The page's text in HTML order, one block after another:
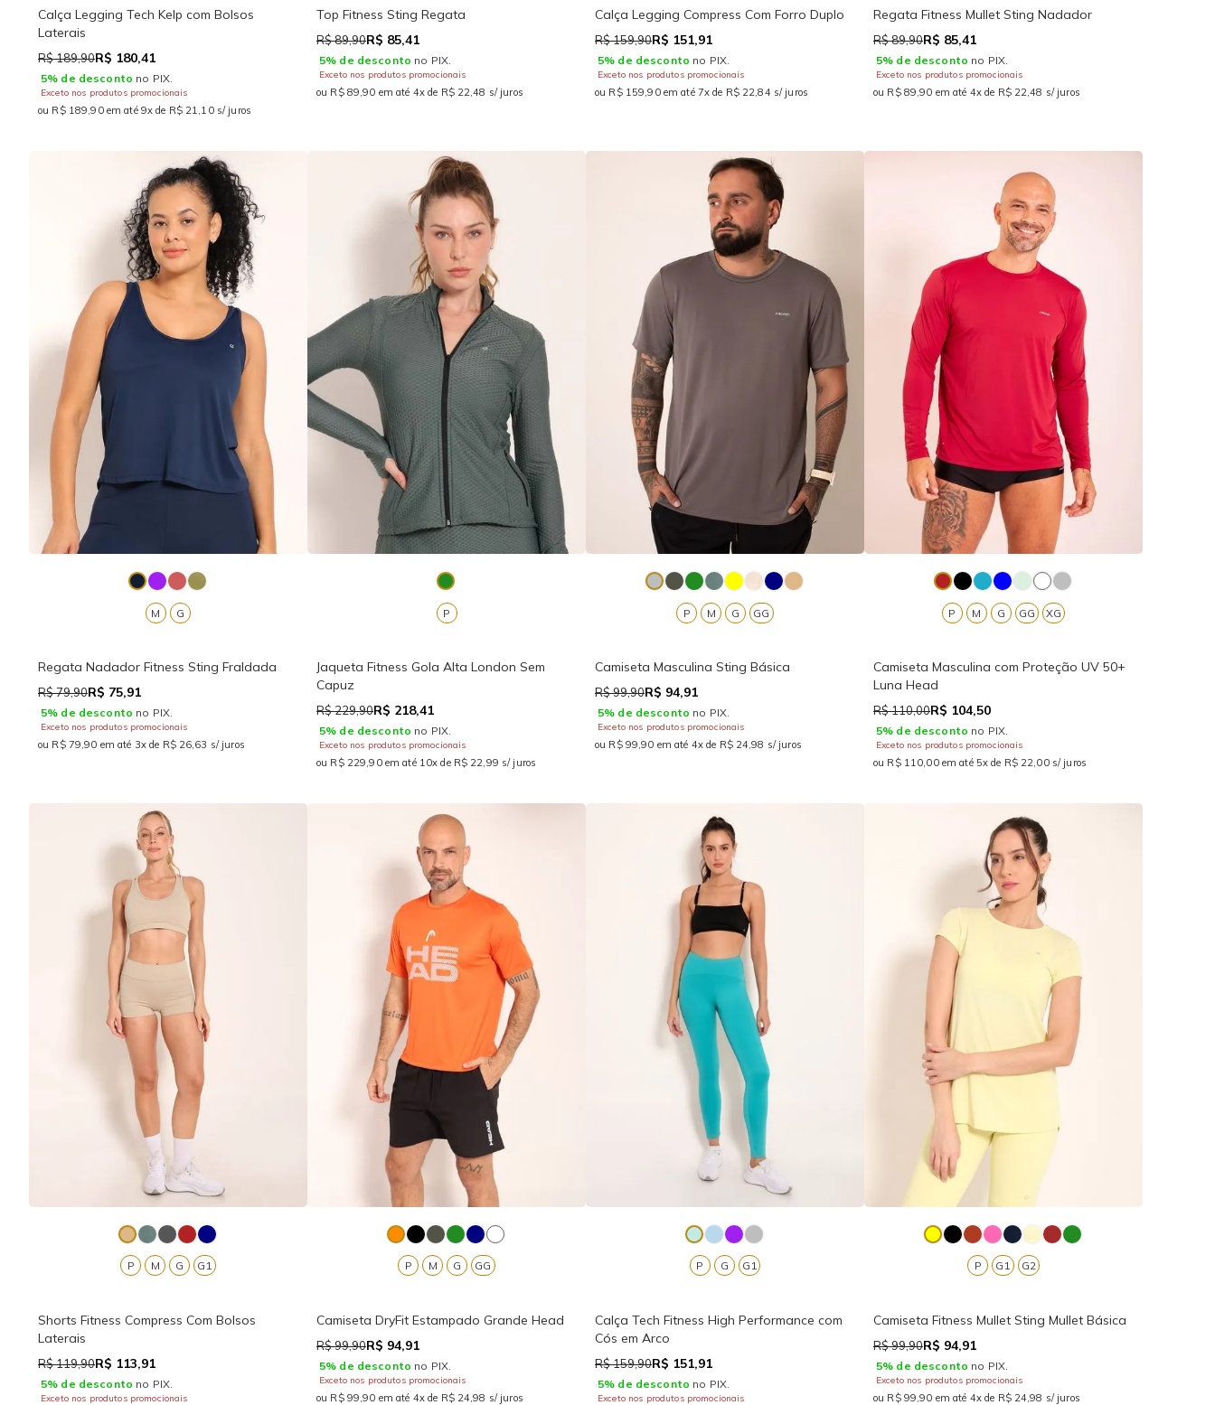
Calça Legging Tech Kelp com Bolsos
Laterais
R$ 189,90R$ 180,41
5% de desconto no PIX.
Exceto nos produtos promocionais
ou R$ 189,90 em até 9x de R$ 21,10 s/ juros
Top Fitness Sting Regata
R$ 89,90R$ 85,41
5% de desconto no PIX.
Exceto nos produtos promocionais
ou R$ 89,90 em até 4x de R$ 22,48 s/ juros
Calça Legging Compress Com Forro Duplo
R$ 159,90R$ 151,91
5% de desconto no PIX.
Exceto nos produtos promocionais
ou R$ 159,90 em até 7x de R$ 22,84 s/ juros
Regata Fitness Mullet Sting Nadador
R$ 89,90R$ 85,41
5% de desconto no PIX.
Exceto nos produtos promocionais
ou R$ 89,90 em até 4x de R$ 22,48 s/ juros
M G
Regata Nadador Fitness Sting Fraldada
R$ 79,90R$ 75,91
5% de desconto no PIX.
Exceto nos produtos promocionais
ou R$ 79,90 em até 3x de R$ 26,63 s/ juros
P
Jaqueta Fitness Gola Alta London Sem
Capuz
R$ 229,90R$ 218,41
5% de desconto no PIX.
Exceto nos produtos promocionais
ou R$ 229,90 em até 10x de R$ 22,99 s/ juros
G GG
M
P
Camiseta Masculina Sting Básica
R$ 99,90R$ 94,91
5% de desconto no PIX.
Exceto nos produtos promocionais
ou R$ 99,90 em até 4x de R$ 24,98 s/ juros
M G
P GG XG
Camiseta Masculina com Proteção UV 50+
Luna Head
R$ 110,00R$ 104,50
5% de desconto no PIX.
Exceto nos produtos promocionais
ou R$ 110,00 em até 5x de R$ 22,00 s/ juros
M G
P G1
Shorts Fitness Compress Com Bolsos
Laterais
R$ 119,90R$ 113,91
5% de desconto no PIX.
Exceto nos produtos promocionais
M GG
G
P
Camiseta DryFit Estampado Grande Head
R$ 99,90R$ 94,91
5% de desconto no PIX.
Exceto nos produtos promocionais
ou R$ 99,90 em até 4x de R$ 24,98 s/ juros
P G1
G
Calça Tech Fitness High Performance com
Cós em Arco
R$ 159,90R$ 151,91
5% de desconto no PIX.
Exceto nos produtos promocionais
G1 G2
P
Camiseta Fitness Mullet Sting Mullet Básica
R$ 99,90R$ 94,91
5% de desconto no PIX.
Exceto nos produtos promocionais
ou R$ 99,90 em até 4x de R$ 24,98 s/ juros